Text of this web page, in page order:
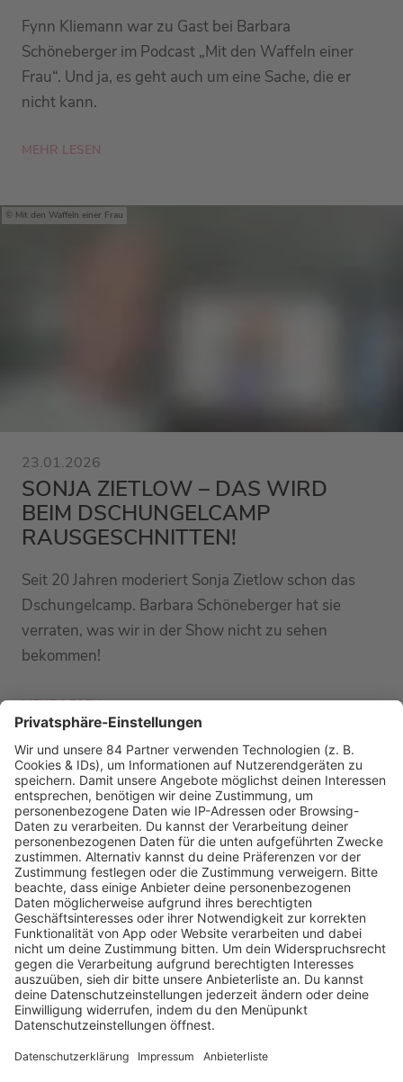
Fynn Kliemann war zu Gast bei Barbara
Schöneberger im Podcast „Mit den Waffeln einer
Frau“. Und ja, es geht auch um eine Sache, die er
nicht kann.
MEHR LESEN
Mit den Waffeln einer Frau
23.01.2026
SONJA ZIETLOW – DAS WIRD
BEIM DSCHUNGELCAMP
RAUSGESCHNITTEN!
Seit 20 Jahren moderiert Sonja Zietlow schon das
Dschungelcamp. Barbara Schöneberger hat sie
verraten, was wir in der Show nicht zu sehen
bekommen!
MEHR LESEN
PODCAST-GÄSTE: MEHR NEWS
HOME
RADIOS
barba radio
Lagerfeuer
Füße hoch
Schmusekatze
Song Contest
Mädelsabend